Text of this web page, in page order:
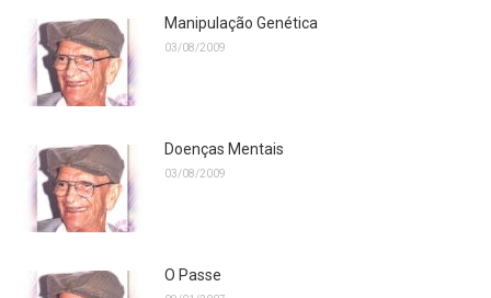
Manipulação Genética
03/08/2009
Doenças Mentais
03/08/2009
O Passe